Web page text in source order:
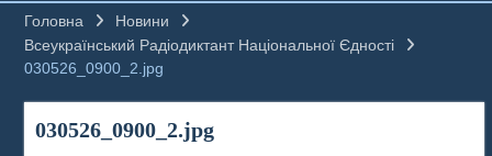
Головна
Новини
Всеукраїнський Радіодиктант Національної Єдності
030526_0900_2.jpg
030526_0900_2.jpg